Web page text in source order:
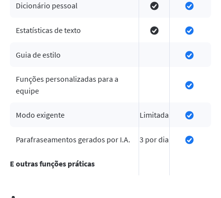
Dicionário pessoal
Estatísticas de texto
Guia de estilo
Funções personalizadas para a
equipe
Modo exigente Limitada
Parafraseamentos gerados por I.A. 3 por dia
E outras funções práticas